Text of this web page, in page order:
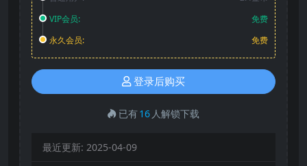
VIP会员:
免费
永久会员:
免费
登录后购买
已有16 人解锁下载
最近更新: 2025-04-09